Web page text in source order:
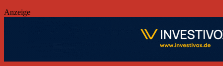
Anzeige